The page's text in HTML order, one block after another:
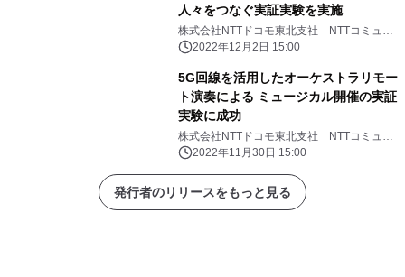
人々をつなぐ実証実験を実施
株式会社NTTドコモ東北支社 NTTコミュニ
ケーションズ株式会社
2022年12月2日 15:00
5G回線を活用したオーケストラリモー
ト演奏による ミュージカル開催の実証
実験に成功
株式会社NTTドコモ東北支社 NTTコミュニ
ケーションズ株式会社
2022年11月30日 15:00
発行者のリリースをもっと見る